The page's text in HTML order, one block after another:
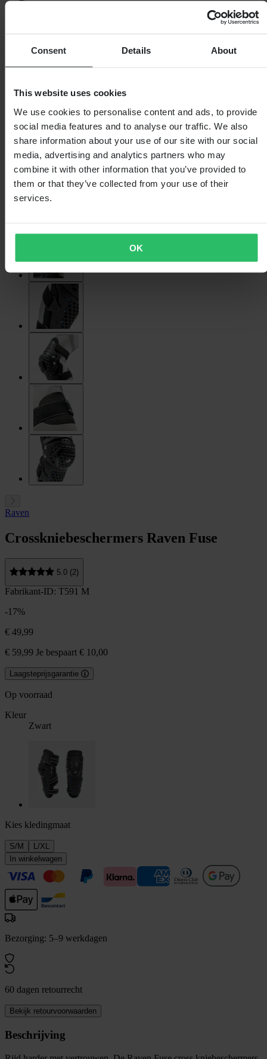
Consent Details About
This website uses cookies
We use cookies to personalise content and ads, to provide
social media features and to analyse our traffic. We also
share information about your use of our site with our social
media, advertising and analytics partners who may
combine it with other information that you’ve provided to
them or that they’ve collected from your use of their
services.
OK
Raven
Crosskniebeschermers Raven Fuse
5.0 (2)
Fabrikant-ID: T591 M
-17%
€ 49,99
€ 59,99 Je bespaart € 10,00
Laagsteprijsgarantie
Op voorraad
Kleur
Zwart
Kies kledingmaat
S/M
L/XL
In winkelwagen
Bezorging: 5–9 werkdagen
60 dagen retourrecht
Bekijk retourvoorwaarden
Beschrijving